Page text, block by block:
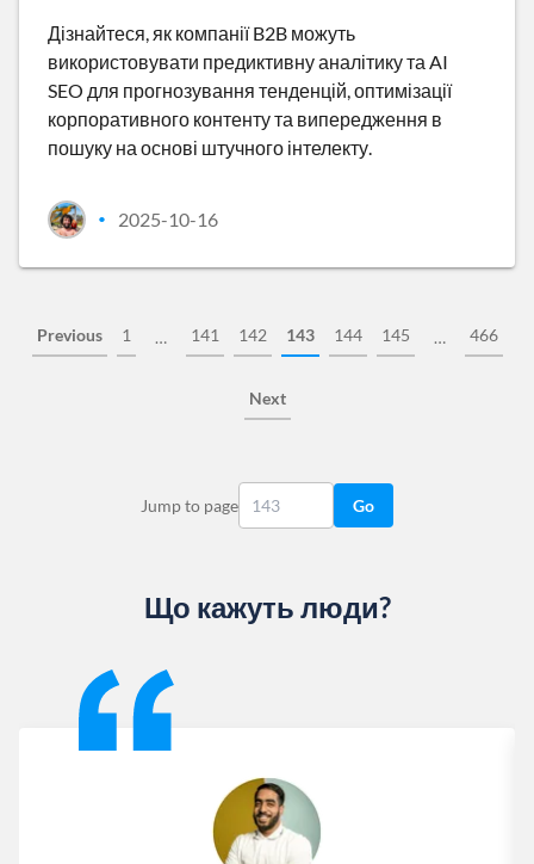
Дізнайтеся, як компанії B2B можуть
використовувати предиктивну аналітику та AI
SEO для прогнозування тенденцій, оптимізації
корпоративного контенту та випередження в
пошуку на основі штучного інтелекту.
• 2025-10-16
Previous 1 … 141 142 143 144 145 … 466
Next
Jump to page Go
Що кажуть люди?